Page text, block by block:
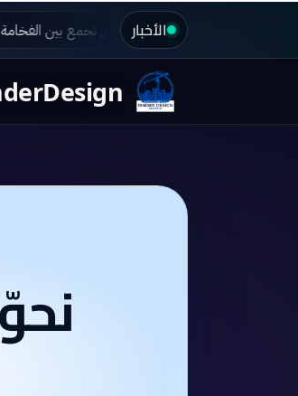
الأخبار كيف للأعمال الهندسية: تغيير وجه السليمانية